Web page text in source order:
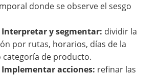
donde se observe el sesgo
Interpretar y segmentar: dividir la
por rutas, horarios, días de la
categoría de producto.
acciones: refinar las